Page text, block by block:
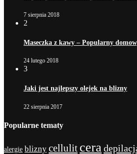
7 sierpnia 2018
2
Maseczka z kawy – Popularny
24 lutego 2018
3
Jaki jest najlepszy olejek na blizny
22 sierpnia 2017
Popularne tematy
alergie blizny cellulit cera